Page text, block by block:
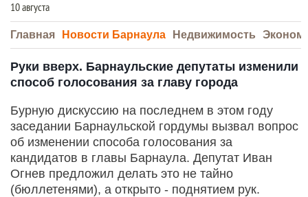
10 августа
Главная Новости Барнаула Недвижимость
Руки вверх. Барнаульские депутаты изменили
способ голосования за главу города
Бурную дискуссию на последнем в этом году
заседании Барнаульской гордумы вызвал вопрос
об изменении способа голосования за
кандидатов в главы Барнаула. Депутат Иван
Огнев предложил делать это не тайно
(бюллетенями), а открыто - поднятием рук.